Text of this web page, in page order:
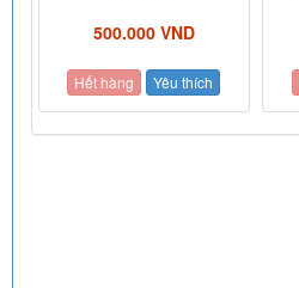
500.000 VND
Hết hàng Yêu thích